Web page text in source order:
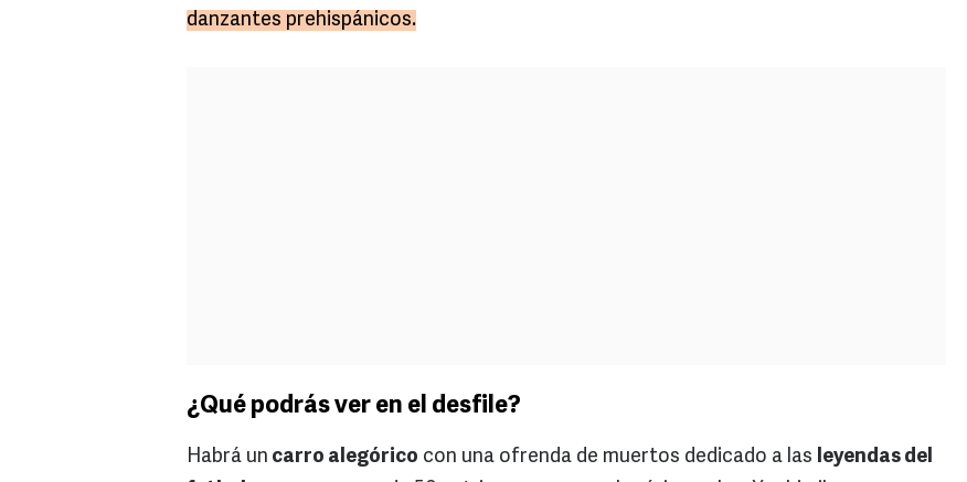
danzantes prehispánicos.
¿Qué podrás ver en el desfile?
Habrá un carro alegórico con una ofrenda de muertos dedicado a las leyendas del